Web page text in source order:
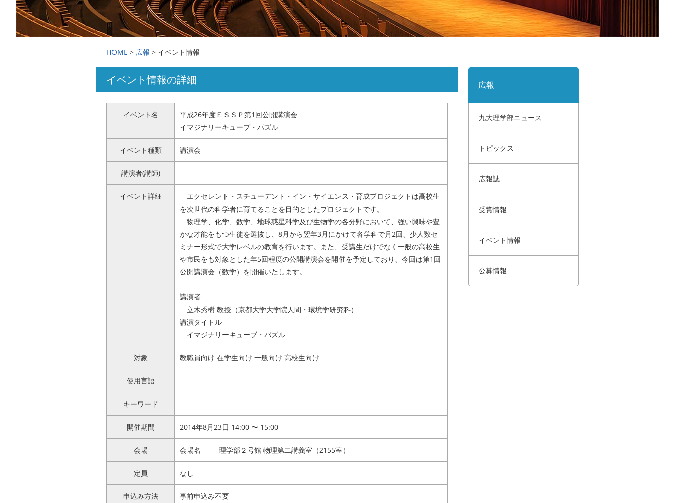
国際交流・留学
お問い合わせ サイトポリシー
HOME > 広報 > イベント情報
イベント情報の詳細
イベント名
平成26年度ＥＳＳＰ第1回公開講演会
イマジナリーキューブ・パズル
イベント種類 講演会
講演者(講師)
イベント詳細
エクセレント・スチューデント・イン・サイエンス・育成プロジェクトは高校生
を次世代の科学者に育てることを目的としたプロジェクトです。
物理学、化学、数学、地球惑星科学及び生物学の各分野において、強い興味や豊
かな才能をもつ生徒を選抜し、8月から翌年3月にかけて各学科で月2回、少人数セ
ミナー形式で大学レベルの教育を行います。また、受講生だけでなく一般の高校生
や市民をも対象とした年5回程度の公開講演会を開催を予定しており、今回は第1回
公開講演会（数学）を開催いたします。
講演者
立木秀樹 教授（京都大学大学院人間・環境学研究科）
講演タイトル
イマジナリーキューブ・パズル
対象 教職員向け 在学生向け 一般向け 高校生向け
使用言語
キーワード
開催期間 2014年8月23日 14:00 〜 15:00
会場 会場名 理学部２号館 物理第二講義室（2155室）
定員 なし
申込み方法 事前申込み不要
広報
九大理学部ニュース
トピックス
広報誌
受賞情報
イベント情報
公募情報